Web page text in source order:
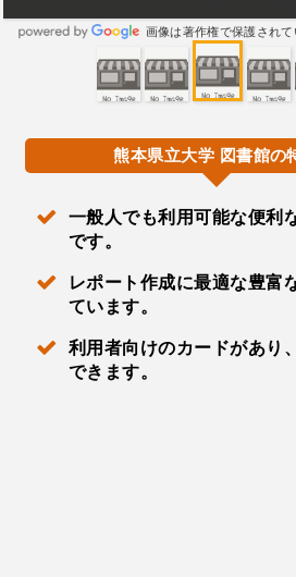
画像は著作権で保護されて
熊本県立大学 図書館の
一般人でも利用可能な便利
です。
レポート作成に最適な豊富
ています。
利用者向けのカードがあり
できます。